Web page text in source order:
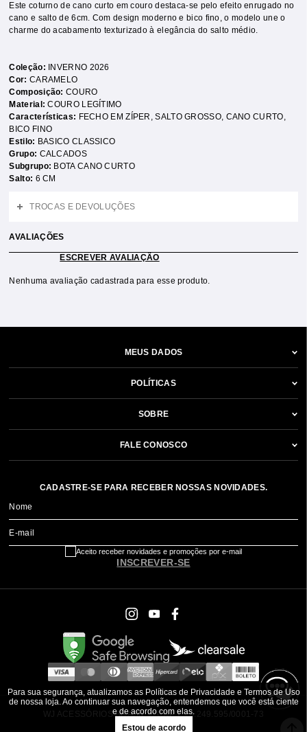
Este coturno de cano curto em couro destaca-se pelo efeito enrugado no
cano e salto de 6cm. Com design moderno e bico fino, o modelo une o
charme do acabamento texturizado à elegância do salto médio.
Coleção:
INVERNO 2026
Cor: CARAMELO
Composição:COURO
Material:COURO LEGÍTIMO
Características: FECHO EM ZÍPER ,SALTO GROSSO, CANO CURTO,
BICO FINO
Estilo: BASICO CLASSICO
Grupo: CALCADOS
Subgrupo: BOTA CANO CURTO
Salto: 6 CM
TROCAS E DEVOLUÇÕES
AVALIAÇÕES
ESCREVER AVALIAÇÃO
Nenhuma avaliação cadastrada para esse produto.
MEUS DADOS
POLÍTICAS
SOBRE
FALE CONOSCO
CADASTRE-SE PARA RECEBER NOSSAS NOVIDADES.
Nome
E-mail
INSCREVER-SE
Aceito receber novidades e promoções por e-mail
WJ ACESSÓRIOS BRASIL ® CNPJ: 79.249.595/0001-73
Para sua segurança, atualizamos as Políticas de Privacidade e Termos de Uso
de nossa loja. Ao continuar sua navegação, entendemos que você está ciente
e de acordo com elas.
Estou de acordo